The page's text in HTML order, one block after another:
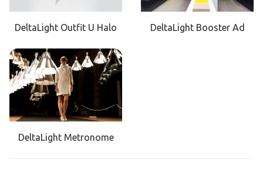
DeltaLight Outfit U Halo DeltaLight Booster Ad
DeltaLight Metronome